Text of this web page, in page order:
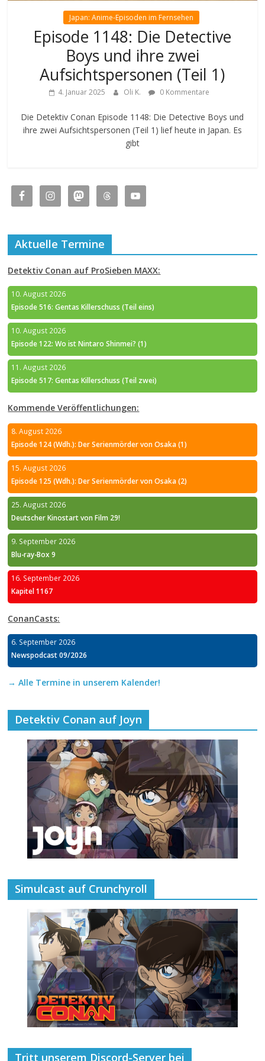
Japan: Anime-Episoden im Fernsehen
Episode 1148: Die Detective
Boys und ihre zwei
Aufsichtspersonen (Teil 1)
4. Januar 2025 Oli K. 0 Kommentare
Die Detektiv Conan Episode 1148: Die Detective Boys und
ihre zwei Aufsichtspersonen (Teil 1) lief heute in Japan. Es
gibt
Aktuelle Termine
Detektiv Conan auf ProSieben MAXX:
10. August 2026
Episode 516: Gentas Killerschuss (Teil eins)
10. August 2026
Episode 122: Wo ist Nintaro Shinmei? (1)
11. August 2026
Episode 517: Gentas Killerschuss (Teil zwei)
Kommende Veröffentlichungen:
8. August 2026
Episode 124 (Wdh.): Der Serienmörder von Osaka (1)
15. August 2026
Episode 125 (Wdh.): Der Serienmörder von Osaka (2)
25. August 2026
Deutscher Kinostart von Film 29!
9. September 2026
Blu-ray-Box 9
16. September 2026
Kapitel 1167
ConanCasts:
6. September 2026
Newspodcast 09/2026
→ Alle Termine in unserem Kalender!
Detektiv Conan auf Joyn
Simulcast auf Crunchyroll
Tritt unserem Discord-Server bei